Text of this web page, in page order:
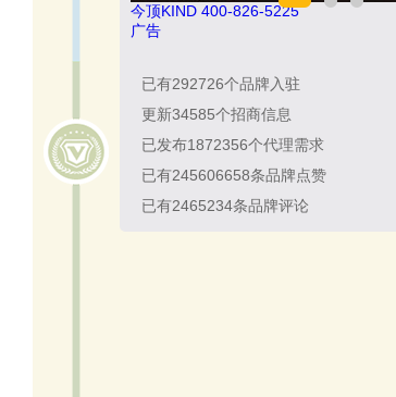
松乐SOLOR 400-111-7899
广告
已有292726个品牌入驻
更新34585个招商信息
已发布1872356个代理需求
已有245606658条品牌点赞
已有2465234条品牌评论